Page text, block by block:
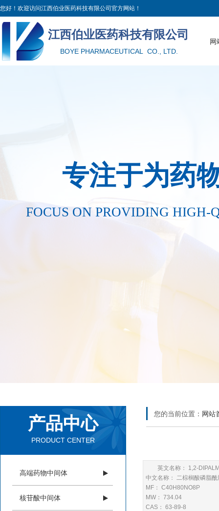
您好！欢迎访问江西伯业医药科技有限公司官方网站！
江西伯业医药科技有限公司
BOYE PHARMACEUTICAL CO., LTD.
网
专注于为药
FOCUS ON PROVIDING HIGH-
高端药物中间体
核苷酸中间体
PRODUCT CENTER
产品中心 您的当前位置： 网站
英文名称： 1,2-
中文名称： 二棕榈酸磷脂酰
MF： C40H80NO8P
MW： 734.04
CAS： 63-89-8